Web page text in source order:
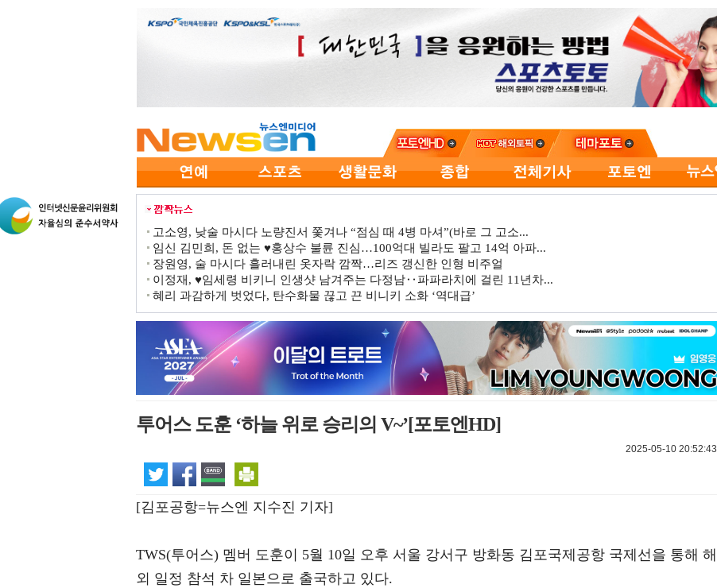
고소영, 낮술 마시다 노량진서 쫓겨나 “점심 때 4병 마셔”(바로 그 고소...
임신 김민희, 돈 없는 ♥홍상수 불륜 진심…100억대 빌라도 팔고 14억 아파...
장원영, 술 마시다 흘러내린 옷자락 깜짝…리즈 갱신한 인형 비주얼
이정재, ♥임세령 비키니 인생샷 남겨주는 다정남‥파파라치에 걸린 11년차...
혜리 과감하게 벗었다, 탄수화물 끊고 끈 비니키 소화 ‘역대급’
투어스 도훈 ‘하늘 위로 승리의 V~’[포토엔HD]
2025-05-10 20:52:43
[김포공항=뉴스엔 지수진 기자]
TWS(투어스) 멤버 도훈이 5월 10일 오후 서울 강서구 방화동 김포국제공항 국제선을 통해 해
외 일정 참석 차 일본으로 출국하고 있다.